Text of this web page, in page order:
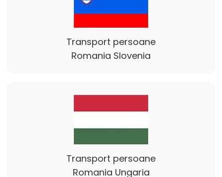
Transport persoane
Romania Slovenia
Transport persoane
Romania Ungaria